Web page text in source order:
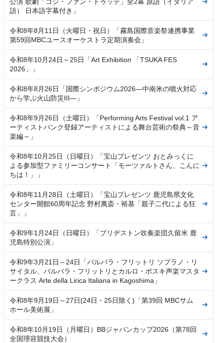
語） 日本語字幕付き」
令和8年8月11日（火曜日・祝日）「霧島国際音楽祭連携事業
第59回MBCユースオーケストラ定期演奏会」
令和8年10月24日～25日「Art Exhibition 「TSUKA FES
2026」」
令和8年8月26日「国際シンポジウム2026―中南米の噴火対応
から学ぶ火山防災III―」
令和8年9月26日（土曜日）「Performing Arts Festival vol.1 ア
ーティストバンク登録アーティストによる舞台芸術の祭典～音
楽編～」
令和8年10月25日（日曜日）「宝山プレゼンツ おとみっくに
よる参加型ファミリーコンサート「モーツァルトさん、こんに
ちは！」」
令和8年11月28日（土曜日）「宝山プレゼンツ 鹿児島県文化
センター開館60周年記念 野村萬斎・裕基「親子二代による狂
言」」
令和9年1月24日（日曜日）「ブリヂストン吹奏楽団久留米 鹿
児島特別公演」
令和9年3月21日～24日「バルバラ・フリットリ ソプラノ・リ
サイタル、バルバラ・フリットリとカルロ・ボスキ声楽マスタ
ークラス Arte della Lirica Italiana in Kagoshima」
令和8年9月19日～27日(24日・25日除く)「第39回 MBCサム
ホール美術展」
令和8年10月19日（月曜日）BBジャパンカップ2026（第78回
全国理容競技大会）